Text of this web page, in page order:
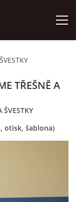
TŘEŠNĚ A
otisk, šablona)